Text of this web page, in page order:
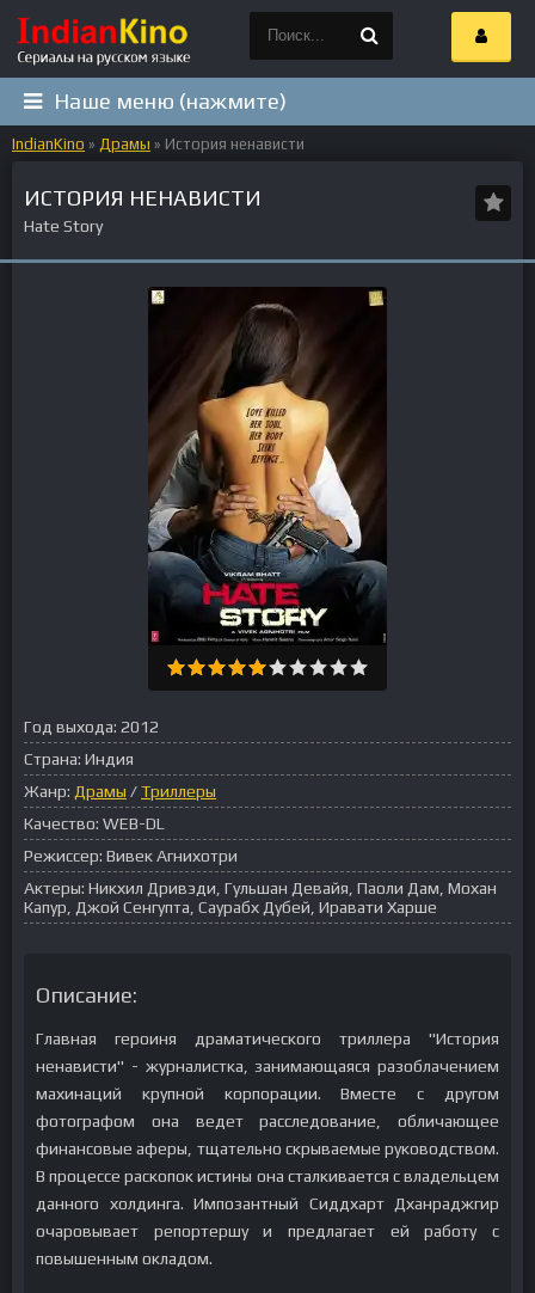
Наше меню (нажмите)
IndianKino » Драмы » История ненависти
ИСТОРИЯ НЕНАВИСТИ
Hate Story
Год выхода: 2012
Страна: Индия
Жанр: Драмы /Триллеры
Качество: WEB-DL
Режиссер: Вивек Агнихотри
Актеры: Никхил Дривэди, Гульшан Девайя, Паоли Дам, Мохан
Капур, Джой Сенгупта, Саурабх Дубей, Иравати Харше
Описание:
Главная героиня драматического триллера "История
ненависти" - журналистка, занимающаяся разоблачением
махинаций крупной корпорации. Вместе с другом
фотографом она ведет расследование, обличающее
финансовые аферы, тщательно скрываемые руководством.
В процессе раскопок истины она сталкивается с владельцем
данного холдинга. Импозантный Сиддхарт Дханраджгир
очаровывает репортершу и предлагает ей работу с
повышенным окладом.